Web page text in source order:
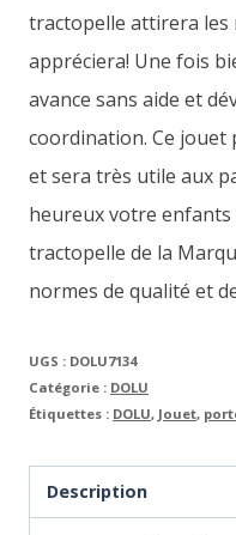
tractopelle attirera les
appréciera! Une fois
avance sans aide et
coordination. Ce
et sera très utile aux
heureux votre enfants
tractopelle de la
normes de qualité et
UGS : DOLU7134
Catégorie : DOLU
Étiquettes : DOLU, Jouet,
Description